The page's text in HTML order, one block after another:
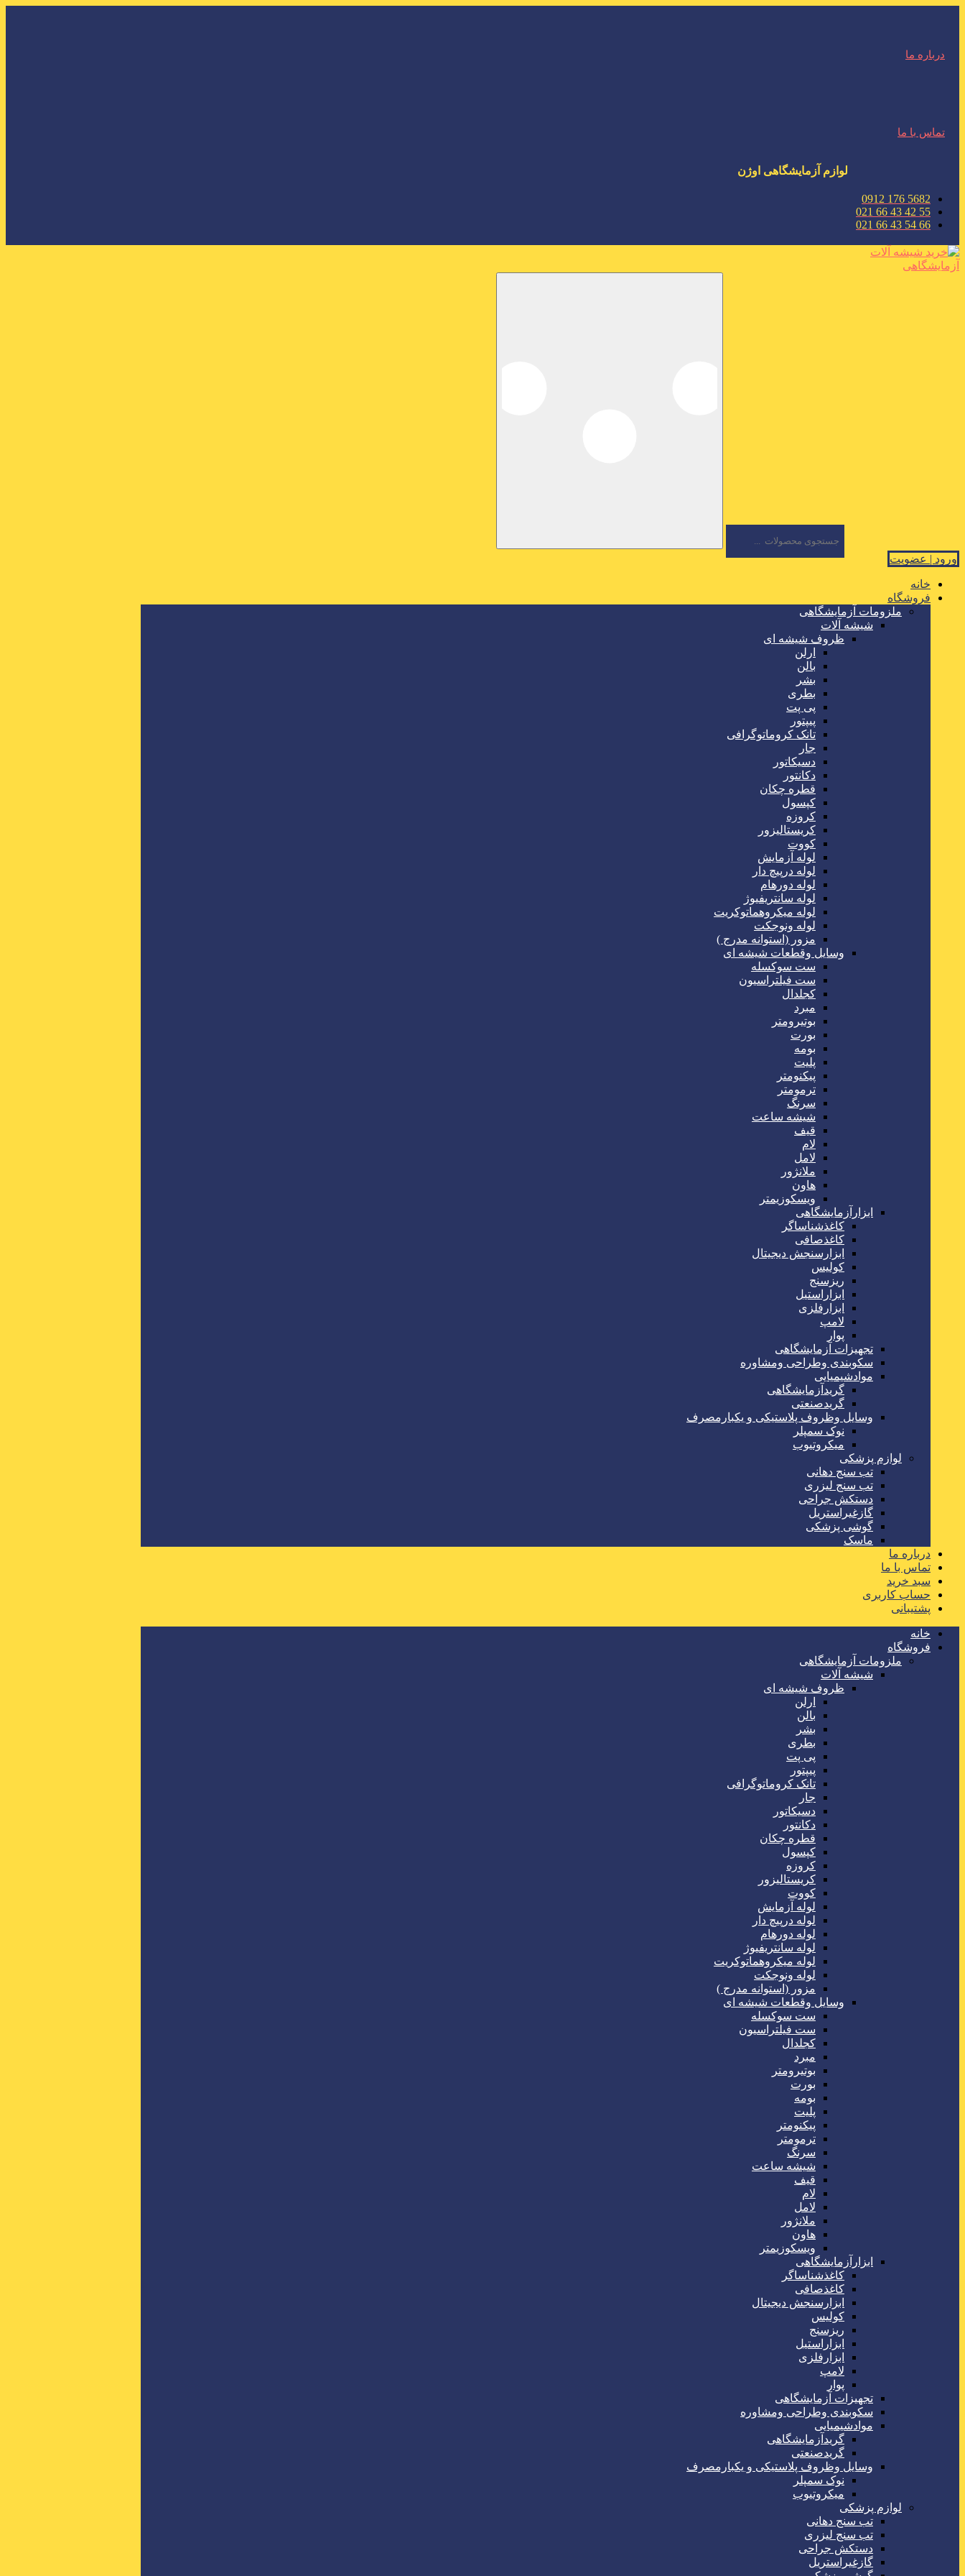
درباره ما
تماس با ما
لوازم آزمایشگاهی اوژن
5682 176 0912
55 42 43 66 021
66 54 43 66 021
ورود | عضویت
خانه
فروشگاه
ملزومات آزمایشگاهی
شیشه آلات
ظروف شیشه ای
ارلن
بالن
بشر
بطری
پی پت
پیپتور
تانک کروماتوگرافی
جار
دسیکاتور
دکانتور
قطره چکان
کپسول
کروزه
کریستالیزور
کووت
لوله آزمایش
لوله درپیچ دار
لوله دورهام
لوله سانتریفیوژ
لوله میکروهماتوکریت
لوله ونوجکت
مزور (استوانه مدرج )
وسایل وقطعات شیشه ای
ست سوکسله
ست فیلتراسیون
کجلدال
مبرد
بوتیرومتر
بورت
بومه
پلیت
پیکنومتر
ترمومتر
سرنگ
شیشه ساعت
قیف
لام
لامل
ملانژور
هاون
ویسکوزیمتر
ابزارآزمایشگاهی
کاغذشناساگر
کاغذصافی
ابزارسنجش دیجیتال
کولیس
ریزسنج
ابزاراستیل
ابزارفلزی
لامپ
پوار
تجهیزات آزمایشگاهی
سکوبندی وطراحی ومشاوره
موادشیمیایی
گریدآزمایشگاهی
گریدصنعتی
وسایل وظروف پلاستیکی و یکبارمصرف
نوک سمپلر
میکروتیوب
لوازم پزشکی
تب سنج دهانی
تب سنج لیزری
دستکش جراحی
گازغیراستریل
گوشی پزشکی
ماسک
درباره ما
تماس با ما
سبد خرید
حساب کاربری
پشتیبانی
خانه
فروشگاه
ملزومات آزمایشگاهی
شیشه آلات
ظروف شیشه ای
ارلن
بالن
بشر
بطری
پی پت
پیپتور
تانک کروماتوگرافی
جار
دسیکاتور
دکانتور
قطره چکان
کپسول
کروزه
کریستالیزور
کووت
لوله آزمایش
لوله درپیچ دار
لوله دورهام
لوله سانتریفیوژ
لوله میکروهماتوکریت
لوله ونوجکت
مزور (استوانه مدرج )
وسایل وقطعات شیشه ای
ست سوکسله
ست فیلتراسیون
کجلدال
مبرد
بوتیرومتر
بورت
بومه
پلیت
پیکنومتر
ترمومتر
سرنگ
شیشه ساعت
قیف
لام
لامل
ملانژور
هاون
ویسکوزیمتر
ابزارآزمایشگاهی
کاغذشناساگر
کاغذصافی
ابزارسنجش دیجیتال
کولیس
ریزسنج
ابزاراستیل
ابزارفلزی
لامپ
پوار
تجهیزات آزمایشگاهی
سکوبندی وطراحی ومشاوره
موادشیمیایی
گریدآزمایشگاهی
گریدصنعتی
وسایل وظروف پلاستیکی و یکبارمصرف
نوک سمپلر
میکروتیوب
لوازم پزشکی
تب سنج دهانی
تب سنج لیزری
دستکش جراحی
گازغیراستریل